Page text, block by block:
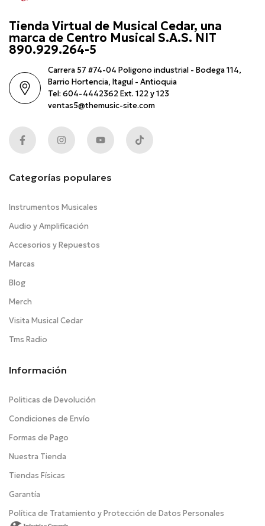
Tienda Virtual de Musical Cedar, una
marca de Centro Musical S.A.S. NIT
890.929.264-5
Carrera 57 #74-04 Poligono industrial - Bodega 114,
Barrio Hortencia, Itaguí - Antioquia
Tel: 604-4442362 Ext. 122 y 123
ventas5@themusic-site.com
Categorías populares
Instrumentos Musicales
Audio y Amplificación
Accesorios y Repuestos
Marcas
Blog
Merch
Visita Musical Cedar
Tms Radio
Información
Politicas de Devolución
Condiciones de Envío
Formas de Pago
Nuestra Tienda
Tiendas Físicas
Garantía
Política de Tratamiento y Protección de Datos Personales